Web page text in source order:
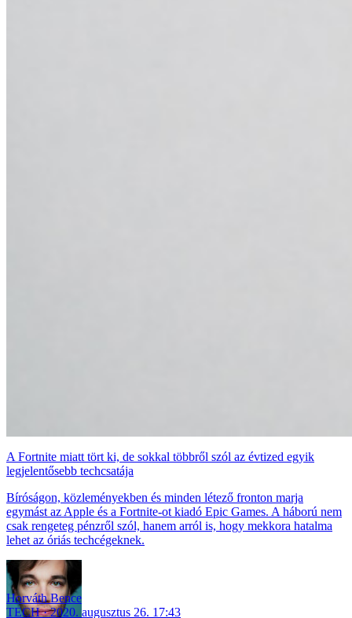
A Fortnite miatt tört ki, de sokkal többről szól az évtized egyik
legjelentősebb techcsatája
Bíróságon, közleményekben és minden létező fronton marja
egymást az Apple és a Fortnite-ot kiadó Epic Games. A háború nem
csak rengeteg pénzről szól, hanem arról is, hogy mekkora hatalma
lehet az óriás techcégeknek.
Horváth Bence
TECH
2020. augusztus 26. 17:43